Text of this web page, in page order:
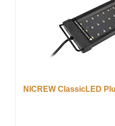
NICREW ClassicLED